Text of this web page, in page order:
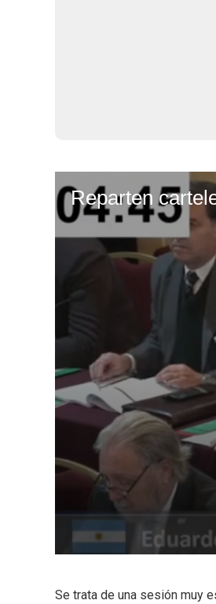
Se trata de una sesión muy